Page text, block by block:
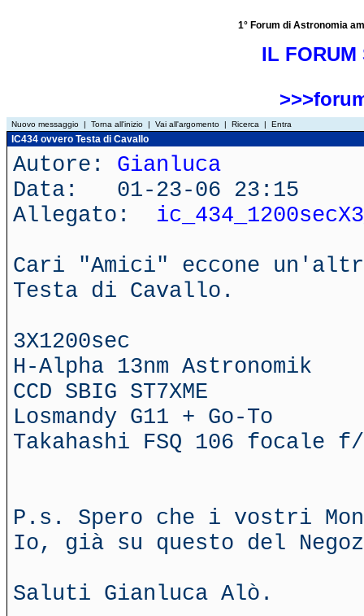
1° Forum di Astronomia
IL FORUM
Nuovo messaggio | Torna all'inizio | Vai all'argomento | Ricerca | Entra
IC434 ovvero Testa di Cavallo
Autore: Gianluca
Data: 01-23-06 23:15
Allegato:
Cari "Amici" eccone
Testa di Cavallo.
3X1200sec
H-Alpha 13nm Astronomik
CCD SBIG ST7XME
Losmandy G11 + Go-To
Takahashi FSQ 106 focale
P.s. Spero che i vostri
Io, già su questo del
Saluti Gianluca Alò.